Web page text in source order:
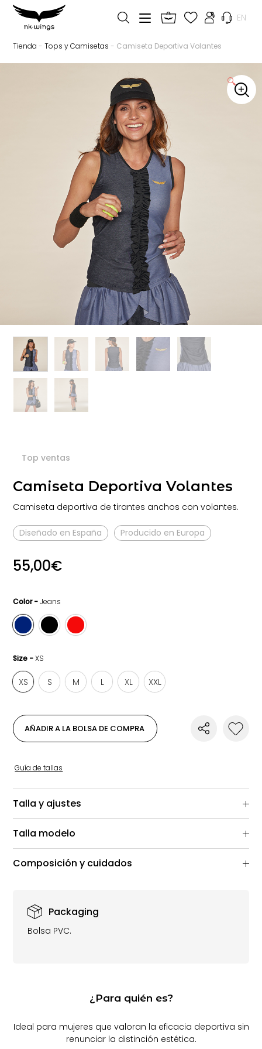
EN
Tienda -Tops y Camisetas - Camiseta Deportiva Volantes
🔍
Top ventas
Camiseta Deportiva Volantes
Camiseta deportiva de tirantes anchos con volantes.
Diseñado en España Producido en Europa
55,00€
Color -Jeans
Size -XS
XS S M L XL XXL
AÑADIR A LA BOLSA DE COMPRA
Guía de tallas
Talla y ajustes
Talla modelo
Composición y cuidados
Packaging
Bolsa PVC.
¿Para quién es?
Ideal para mujeres que valoran la eficacia deportiva sin
renunciar la distinción estética.